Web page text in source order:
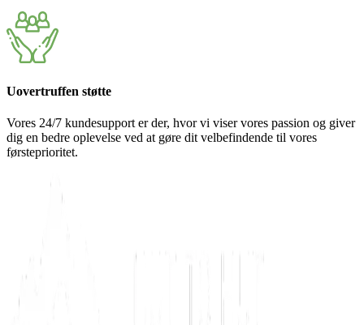
Uovertruffen støtte
Vores 24/7 kundesupport er der, hvor vi viser vores passion og giver
dig en bedre oplevelse ved at gøre dit velbefindende til vores
førsteprioritet.